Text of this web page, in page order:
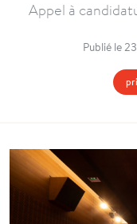
Appel à
Publié le